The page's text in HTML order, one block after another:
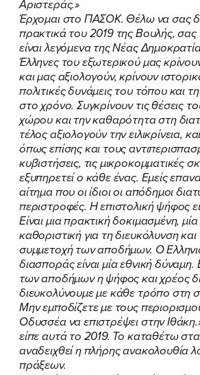
Αριστεράς.»
Έρχομαι στο ΠΑΣΟΚ. Θέλω να σας
πρακτικά του 2019 της Βουλής,
είναι λεγόμενα της Νέας
Έλληνες του εξωτερικού μας
και μας αξιολογούν, κρίνουν
πολιτικές δυνάμεις του τόπου και
στο χρόνο. Συγκρίνουν τις θέσεις
χώρου και την καθαρότητα στη
τέλος αξιολογούν την ειλικρίνεια,
όπως επίσης και τους
κυβιστήσεις, τις μικροκομματικές
εξυπηρετεί ο κάθε ένας. Εμείς
αίτημα που οι ίδιοι οι απόδημοι
περιστροφές. Η επιστολική ψήφος
Είναι μια πρακτική δοκιμασμένη,
καθοριστική για τη διευκόλυνση και
συμμετοχή των αποδήμων. Ο
διασποράς είναι μία εθνική δύναμη.
των αποδήμων η ψήφος και χρέος
διευκολύνουμε με κάθε τρόπο στη
Μην εμποδίζετε με τους
Οδυσσέα να επιστρέψει στην
είπε αυτά το 2019. Το καταθέτω
αναδειχθεί η πλήρης ανακολουθία
πράξεων.